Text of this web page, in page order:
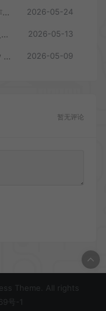
月之深渊 / Luna Abyss 平台跳跃动作射击游戏 2026-05-24
总好过死 / Better Than Dead 第一人称射击游戏 2026-05-13
使命召唤20 现代战争3 / Call of Duty Modern Warfare 3 第一人称射击游戏 2026-05-09
暂无评论
Theme. All rights
号-1